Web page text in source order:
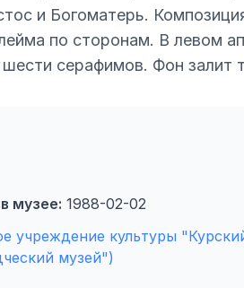
и Богоматерь.
по сторонам. В левом
серафимов. Фон залит
музее: 1988-02-02
учреждение культуры
музей")